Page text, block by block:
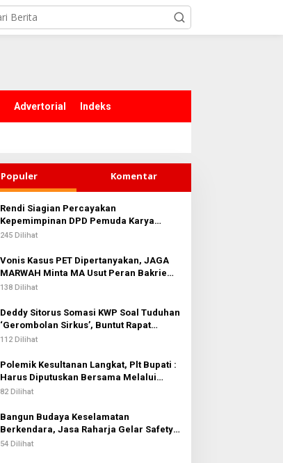
Advertorial Indeks
Populer Komentar
Rendi Siagian Percayakan
Kepemimpinan DPD Pemuda Karya
Nasional Kota Medan kepada Josef
245 Dilihat
Vonis Kasus PET Dipertanyakan, JAGA
MARWAH Minta MA Usut Peran Bakrie
Group
138 Dilihat
Deddy Sitorus Somasi KWP Soal Tuduhan
‘Gerombolan Sirkus’, Buntut Rapat
Komisi II Dipimpin Sufmi Dasco Ahmad
112 Dilihat
Polemik Kesultanan Langkat, Plt Bupati :
Harus Diputuskan Bersama Melalui
Forum Dialog
82 Dilihat
Bangun Budaya Keselamatan
Berkendara, Jasa Raharja Gelar Safety
Campaign di PT Pasifik Medan Industri
54 Dilihat